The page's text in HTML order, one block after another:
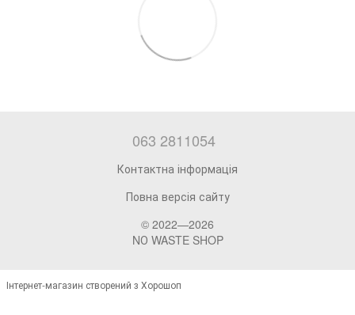
063 2811054
Контактна інформація
Повна версія сайту
© 2022—2026
NО WASTE SHOP
Інтернет-магазин створений з Хорошоп